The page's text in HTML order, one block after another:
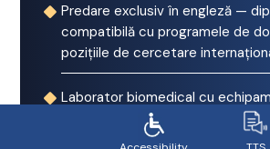
Predare exclusiv în engleză —
compatibilă cu programele de
pozițiile de cercetare
Laborator biomedical cu
tehnici de microscopie, culturi
imagistică in vivo